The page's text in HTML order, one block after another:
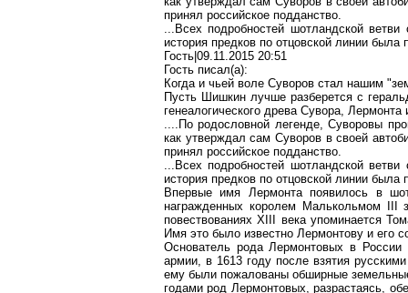
принял российское подданство.
...Всех подробностей шотландской
история предков по отцовской линии была
Гость|09.11.2015 20:51
Гость писал(а):
Когда и чьей воле Суворов стал нашим
Пусть Шишкин лучше разберется с
генеалогического древа Сувора,
....По родословной легенде, Суворовы
как утверждал сам Суворов в своей
принял российское подданство.
...Всех подробностей шотландской
история предков по отцовской линии была
Впервые имя Лермонта появилось в
награжденных королем Малькольмом III
повествованиях XIII века упоминается
Имя это было известно Лермонтову и его
Основатель рода Лермонтовых в
армии, в 1613 году после взятия
ему были пожалованы обширные
годами род Лермонтовых, разрас­таясь,